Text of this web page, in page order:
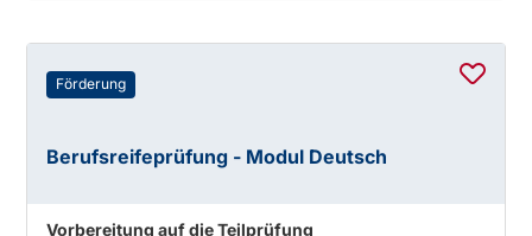
Förderung
Berufsreifeprüfung - Modul Deutsch
Vorbereitung auf die Teilprüfung